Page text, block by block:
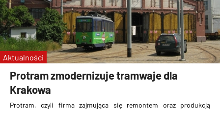
Protram zmodernizuje tramwaje dla
Krakowa
Protram, czyli firma zajmująca się remontem oraz produkcją
Aktualności